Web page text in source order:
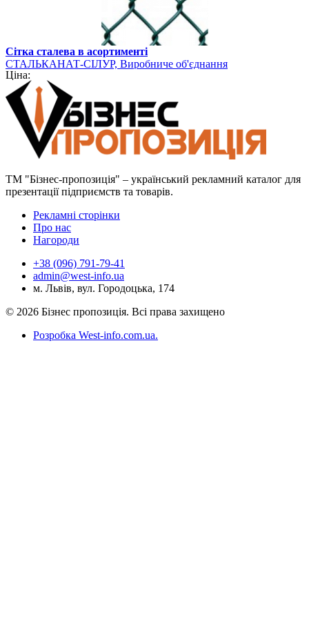
Сітка сталева в асортименті
СТАЛЬКАНАТ-СІЛУР, Виробниче об'єднання
Ціна:
ТМ "Бізнес-пропозиція" – український рекламний каталог для
презентації підприємств та товарів.
Рекламні сторінки
Про нас
Нагороди
+38 (096) 791-79-41
admin@west-info.ua
м. Львів, вул. Городоцька, 174
© 2026 Бізнес пропозиція. Всі права захищено
Розробка West-info.com.ua.